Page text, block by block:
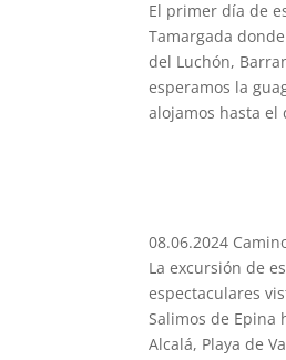
El primer día de
Tamargada
del Luchón,
esperamos la
alojamos hasta el
08.06.2024
La excursión de
espectaculares
Salimos de Epina
Alcalá, Playa de